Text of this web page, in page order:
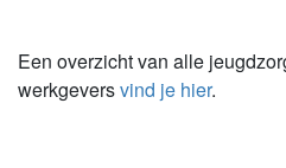
Een overzicht van alle
werkgeversvind je hier.